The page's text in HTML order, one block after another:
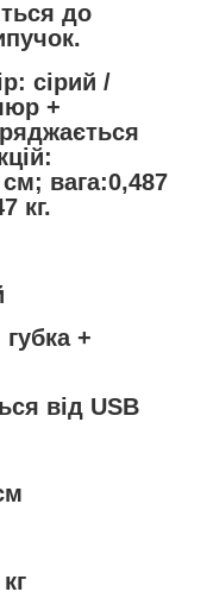
до
сірий /
+
вага:0,487
кг.
+
від USB